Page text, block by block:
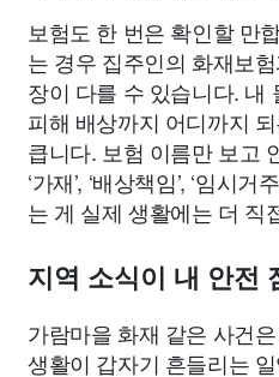
보험도 한 번은 확인할 만
는 경우 집주인의 화재보
장이 다를 수 있습니다. 내
피해 배상까지 어디까지
큽니다. 보험 이름만 보고
‘가재’, ‘배상책임’, ‘임시
는 게 실제 생활에는 더 직
지역 소식이 내 안전
가람마을 화재 같은 사건
생활이 갑자기 흔들리는